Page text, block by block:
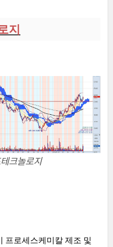
지
크놀로지
프로세스케미칼 제조 및